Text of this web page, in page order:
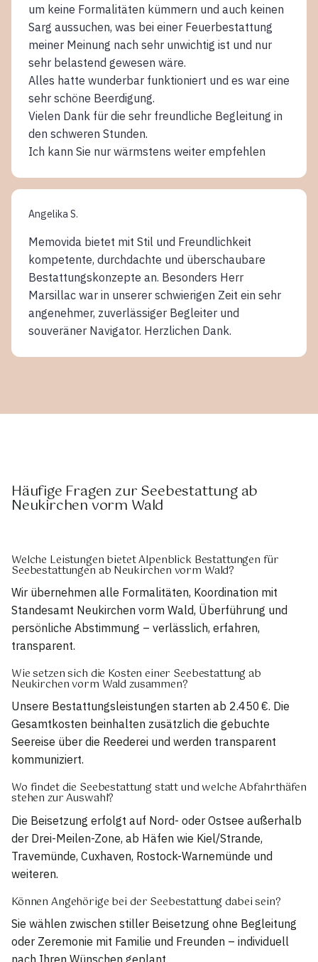
um keine Formalitäten kümmern und auch keinen
Sarg aussuchen, was bei einer Feuerbestattung
meiner Meinung nach sehr unwichtig ist und nur
sehr belastend gewesen wäre.
Alles hatte wunderbar funktioniert und es war eine
sehr schöne Beerdigung.
Vielen Dank für die sehr freundliche Begleitung in
den schweren Stunden.
Ich kann Sie nur wärmstens weiter empfehlen
Angelika S.
Memovida bietet mit Stil und Freundlichkeit
kompetente, durchdachte und überschaubare
Bestattungskonzepte an. Besonders Herr
Marsillac war in unserer schwierigen Zeit ein sehr
angenehmer, zuverlässiger Begleiter und
souveräner Navigator. Herzlichen Dank.
Häufige Fragen zur Seebestattung ab
Neukirchen vorm Wald
Welche Leistungen bietet Alpenblick Bestattungen für
Seebestattungen ab Neukirchen vorm Wald?
Wir übernehmen alle Formalitäten, Koordination mit
Standesamt Neukirchen vorm Wald, Überführung und
persönliche Abstimmung – verlässlich, erfahren,
transparent.
Wie setzen sich die Kosten einer Seebestattung ab
Neukirchen vorm Wald zusammen?
Unsere Bestattungsleistungen starten ab 2.450 €. Die
Gesamtkosten beinhalten zusätzlich die gebuchte
Seereise über die Reederei und werden transparent
kommuniziert.
Wo findet die Seebestattung statt und welche Abfahrthäfen
stehen zur Auswahl?
Die Beisetzung erfolgt auf Nord- oder Ostsee außerhalb
der Drei-Meilen-Zone, ab Häfen wie Kiel/Strande,
Travemünde, Cuxhaven, Rostock-Warnemünde und
weiteren.
Können Angehörige bei der Seebestattung dabei sein?
Sie wählen zwischen stiller Beisetzung ohne Begleitung
oder Zeremonie mit Familie und Freunden – individuell
nach Ihren Wünschen geplant.